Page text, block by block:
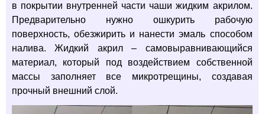
в покрытии внутренней части чаши жидким акрилом.
Предварительно нужно ошкурить рабочую
поверхность, обезжирить и нанести эмаль способом
налива. Жидкий акрил – самовыравнивающийся
материал, который под воздействием собственной
массы заполняет все микротрещины, создавая
прочный внешний слой.